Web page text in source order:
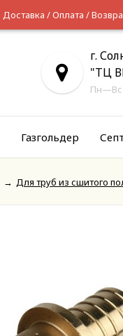
Доставка / Оплата /
г.
"ТЦ
Пн—Вс
Газгольдер
→ Для труб из сшитого